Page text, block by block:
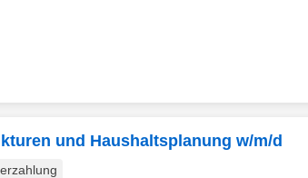
und Haushaltsplanung w/m/d